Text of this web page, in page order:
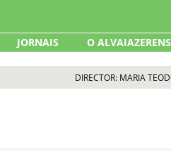
JORNAIS O
DIRECTOR: MARIA